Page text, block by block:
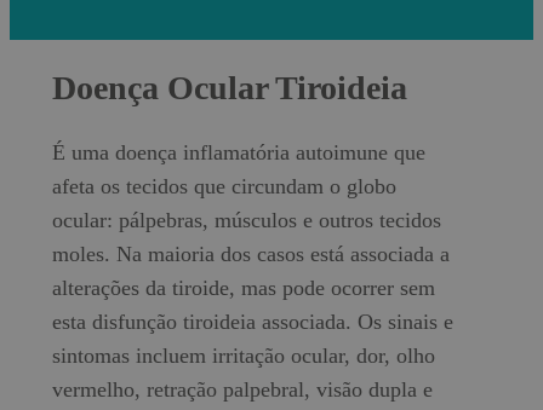
Doença Ocular Tiroideia
É uma doença inflamatória autoimune que
afeta os tecidos que circundam o globo
ocular: pálpebras, músculos e outros tecidos
moles. Na maioria dos casos está associada a
alterações da tiroide, mas pode ocorrer sem
esta disfunção tiroideia associada. Os sinais e
sintomas incluem irritação ocular, dor, olho
vermelho, retração palpebral, visão dupla e